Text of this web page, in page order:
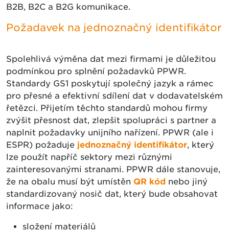
B2B, B2C a B2G komunikace.
Požadavek na jednoznačný identifikátor
Spolehlivá výměna dat mezi firmami je důležitou
podmínkou pro splnění požadavků PPWR.
Standardy GS1 poskytují společný jazyk a rámec
pro přesné a efektivní sdílení dat v dodavatelském
řetězci. Přijetím těchto standardů mohou firmy
zvýšit přesnost dat, zlepšit spolupráci s partner a
naplnit požadavky unijního nařízení. PPWR (ale i
ESPR) požaduje jednoznačný identifikátor, který
lze použít napříč sektory mezi různými
zainteresovanými stranami. PPWR dále stanovuje,
že na obalu musí být umístěn QR kód nebo jiný
standardizovaný nosič dat, který bude obsahovat
informace jako:
složení materiálů